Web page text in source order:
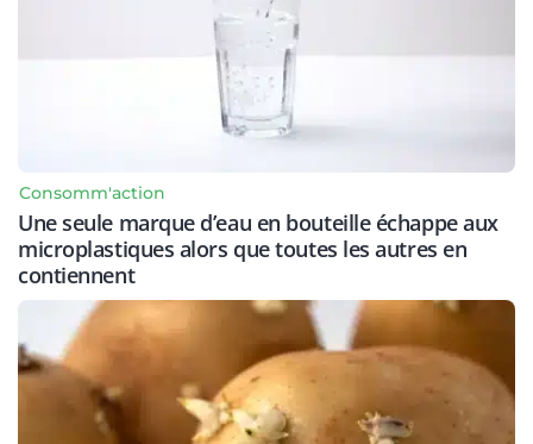
Consomm'action
Une seule marque d’eau en bouteille échappe aux
microplastiques alors que toutes les autres en
contiennent